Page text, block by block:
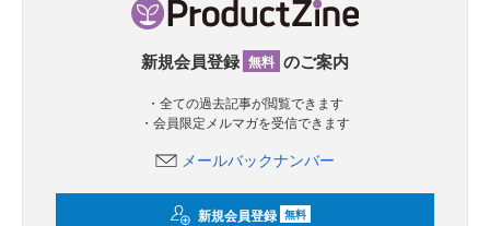
新規会員登録 無料 のご案内
・全ての過去記事が閲覧できます
・会員限定メルマガを受信できます
メールバックナンバー
新規会員登録 無料